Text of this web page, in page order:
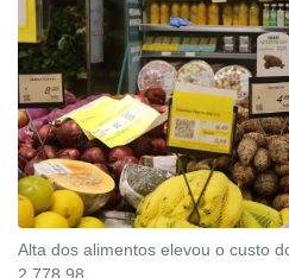
Alta dos alimentos elevou o custo